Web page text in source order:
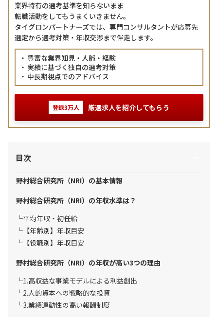
業界特有の選考基準を知らないまま
転職活動をしてもうまくいきません。
タイグロンパートナーズでは、専門コンサルタントが応募先
選定から選考対策・年収交渉まで伴走します。
豊富な業界知見・人脈・経験
実績に基づく独自の選考対策
中長期視点でのアドバイス
登録3万人 厳選求人を紹介してもらう
目次
野村総合研究所（NRI）の基本情報
野村総合研究所（NRI）の年収水準は？
平均年収・初任給
【年齢別】年収目安
【役職別】年収目安
野村総合研究所（NRI）の年収が高い3つの理由
1.高収益な事業モデルによる利益創出
2.人的資本への戦略的な投資
3.業績連動性の高い報酬制度